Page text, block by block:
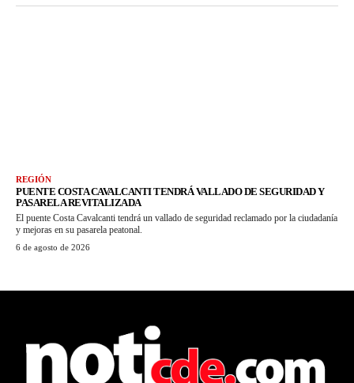
REGIÓN
PUENTE COSTA CAVALCANTI TENDRÁ VALLADO DE SEGURIDAD Y
PASARELA REVITALIZADA
El puente Costa Cavalcanti tendrá un vallado de seguridad reclamado por la ciudadanía
y mejoras en su pasarela peatonal.
6 de agosto de 2026